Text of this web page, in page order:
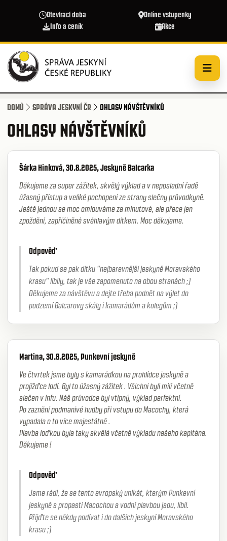
Otevírací doba
Online vstupenky
Info a ceník
Akce
DOMŮ SPRÁVA JESKYNÍ ČR OHLASY NÁVŠTĚVNÍKŮ
OHLASY NÁVŠTĚVNÍKŮ
Šárka Hinková, 30.8.2025, Jeskyně Balcarka
Děkujeme za super zážitek, skvělý výklad a v neposlední řadě
úžasný přístup a veliké pochopení ze strany slečny průvodkyně.
Ještě jednou se moc omlouváme za minutové, ale přece jen
zpoždění, zapřičiněné svéhlavým dítkem. Moc děkujeme.
Odpověď
Tak pokud se pak dítku "nejbarevnější jeskyně Moravského
krasu" líbily, tak je vše zapomenuto na obou stranách ;)
Děkujeme za návštěvu a dejte třeba podnět na výlet do
podzemí Balcarovy skály i kamarádům a kolegům ;)
Martina, 30.8.2025, Punkevní jeskyně
Ve čtvrtek jsme byly s kamarádkou na prohlídce jeskyně a
projížďce lodí. Byl to úžasný zážitek . Všichni byli milí včetně
slečen v infu. Náš průvodce byl vtipný, výklad perfektní.
Po zaznění podmanivé hudby při vstupu do Macochy, která
vypadala o to více majestátně .
Plavba loďkou byla taky skvělá včetně výkladu našeho kapitána.
Děkujeme !
Odpověď
Jsme rádi, že se tento evropský unikát, kterým Punkevní
jeskyně s propastí Macochou a vodní plavbou jsou, líbil.
Přijďte se někdy podívat i do dalších jeskyní Moravského
krasu ;)